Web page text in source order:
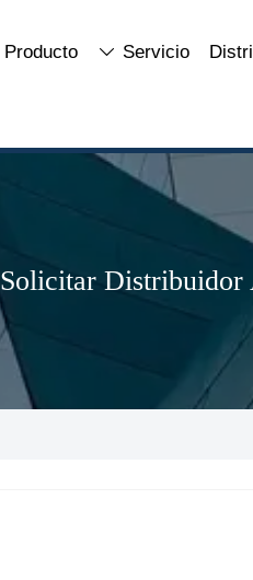
Producto  Servicio
Solicitar Distribuidor